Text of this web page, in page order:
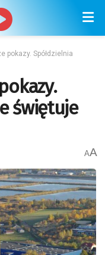
pokazy. Spółdzielnia
świętuje
AA